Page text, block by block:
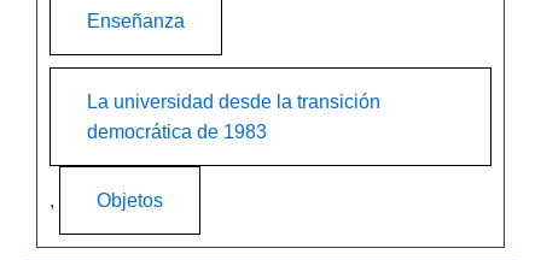
Enseñanza
La universidad desde la transición
democrática de 1983
, Objetos